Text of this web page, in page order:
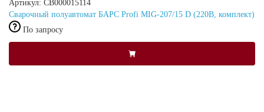
Артикул: СВ000015114
Сварочный полуавтомат БАРС Profi MIG-207/15 D (220В, комплект)
По запросу